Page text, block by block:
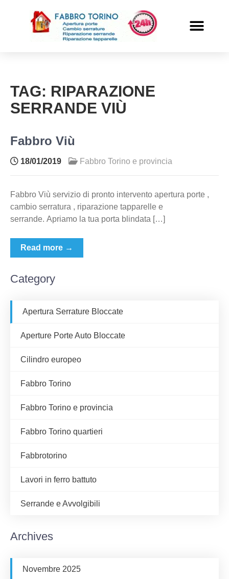
TAG: RIPARAZIONE
SERRANDE VIÙ
Fabbro Viù
18/01/2019 Fabbro Torino e provincia
Fabbro Viù servizio di pronto intervento apertura porte ,
cambio serratura , riparazione tapparelle e
serrande. Apriamo la tua porta blindata […]
Read more →
Category
Apertura Serrature Bloccate
Aperture Porte Auto Bloccate
Cilindro europeo
Fabbro Torino
Fabbro Torino e provincia
Fabbro Torino quartieri
Fabbrotorino
Lavori in ferro battuto
Serrande e Avvolgibili
Archives
Novembre 2025